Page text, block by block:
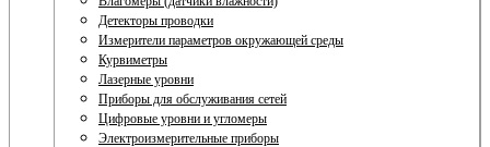
Детекторы проводки
Измерители параметров окружающей среды
Курвиметры
Лазерные уровни
Приборы для обслуживания сетей
Цифровые уровни и угломеры
Электроизмерительные приборы